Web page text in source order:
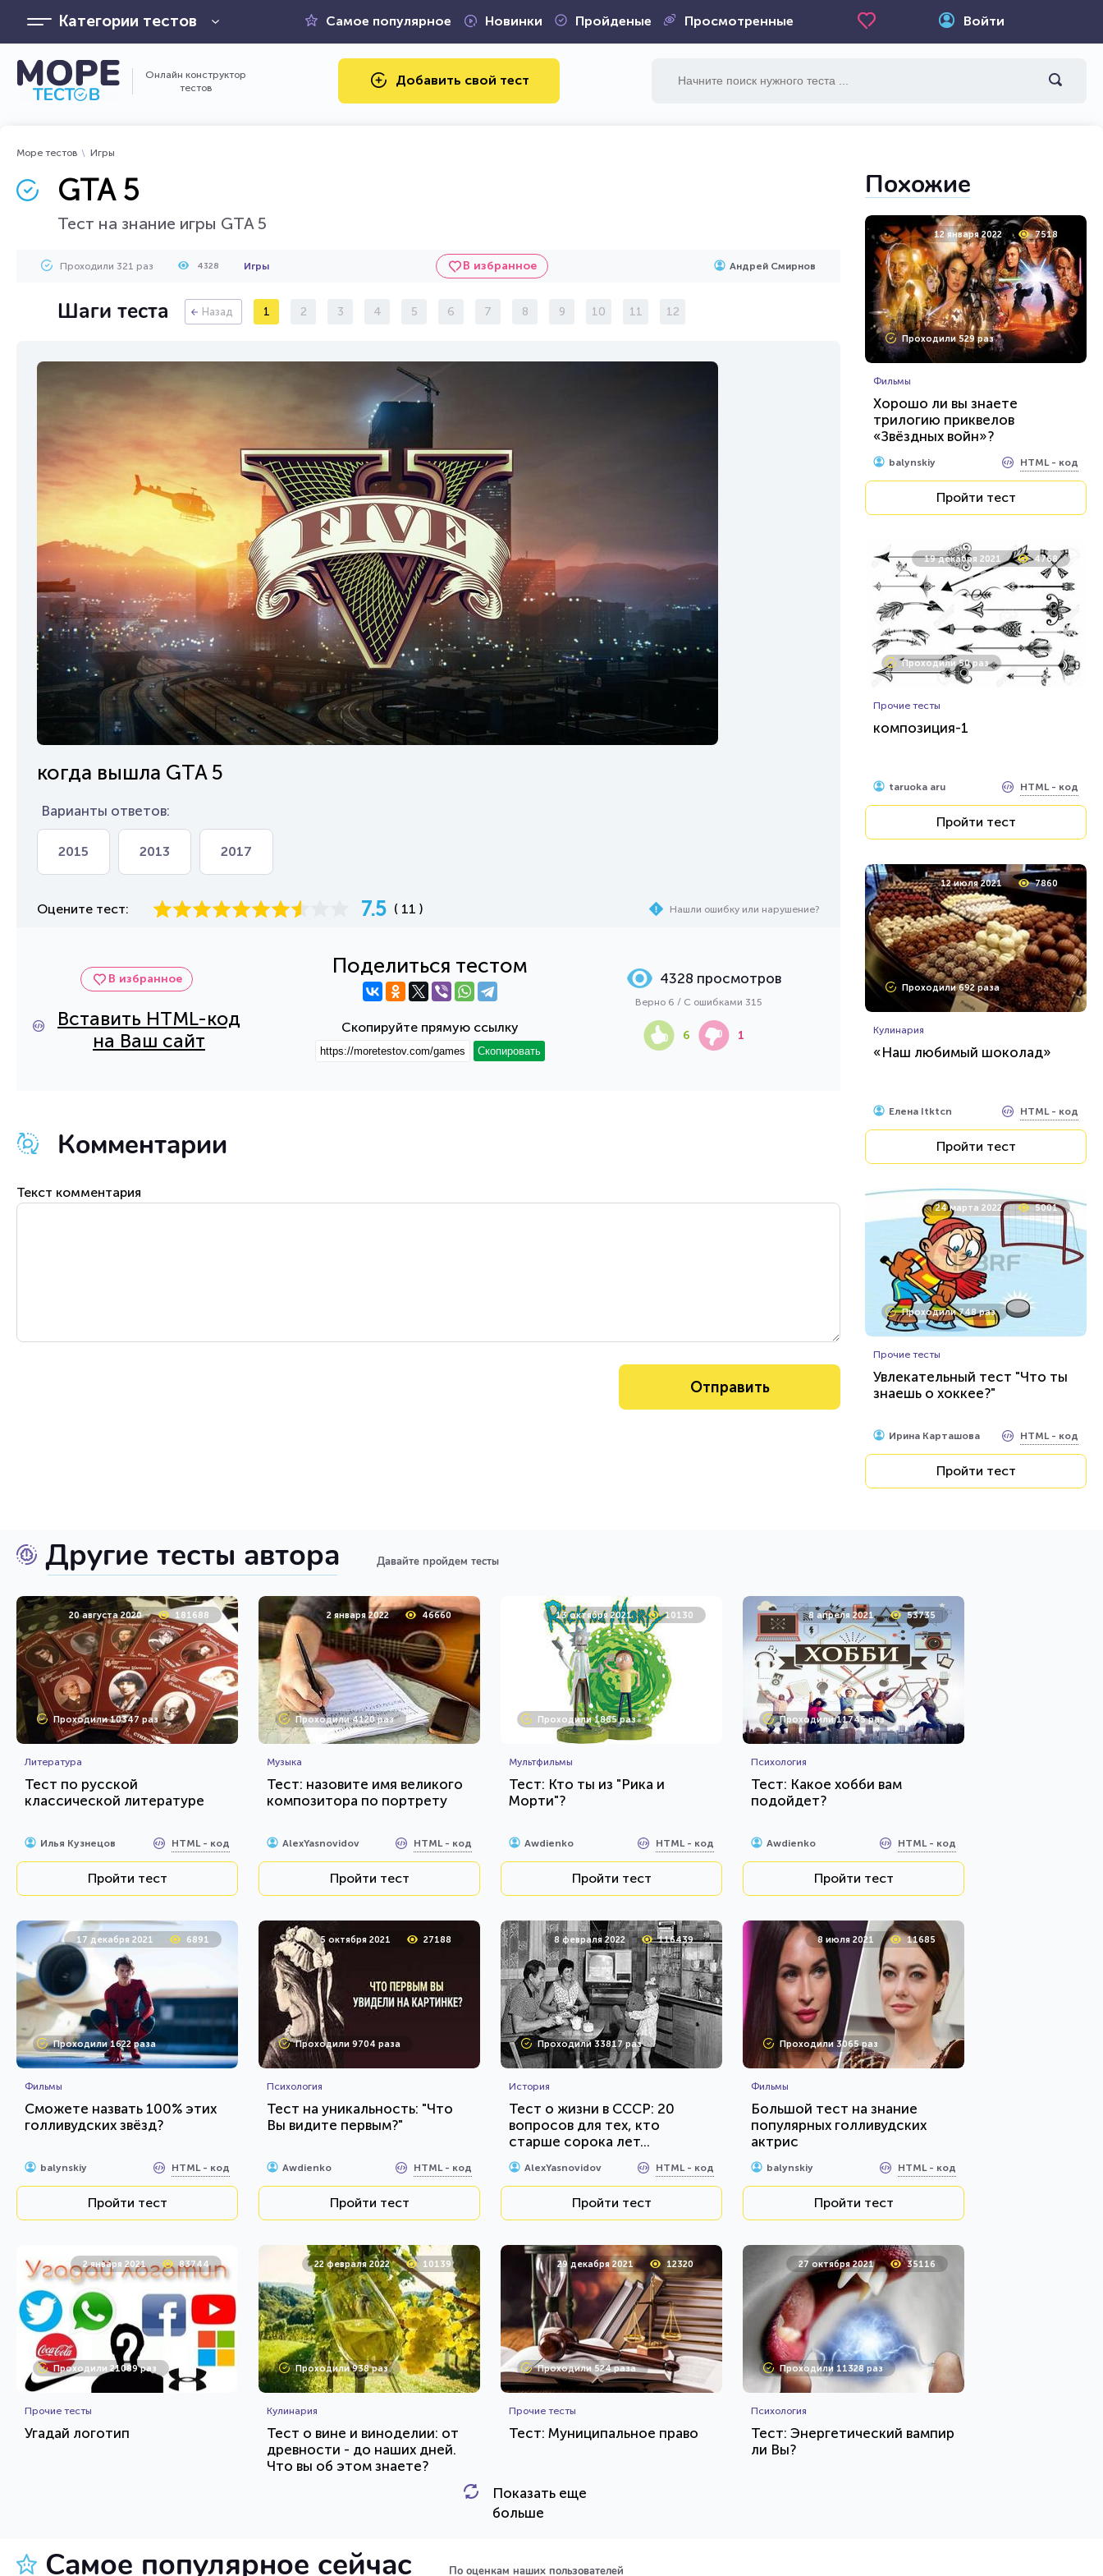
Категории тестов Самое популярное Новинки Пройденые Просмотренные Войти
Онлайн конструктор
тестов
Добавить свой тест
Море тестов Игры
GTA 5
Тест на знание игры GTA 5
Проходили 321 раз 4328 Игры В избранное Андрей Смирнов
Шаги теста Назад 1 2 3 4 5 6 7 8 9 10 11 12
когда вышла GTA 5
Варианты ответов:
2015 2013 2017
Оцените тест: 7.5 ( 11 ) Нашли ошибку или нарушение?
В избранное
Вставить HTML-код
на Ваш сайт
Поделиться тестом
Скопируйте прямую ссылку
Скопировать
4328 просмотров
Верно 6 / С ошибками 315
6 1
Комментарии
Текст комментария
Похожие
12 января 2022 7518
Проходили 529 раз
Фильмы
Хорошо ли вы знаете
трилогию приквелов
«Звёздных войн»?
balynskiy HTML - код
Пройти тест
19 декабря 2021 4768
Проходили 50 раз
Прочие тесты
композиция-1
taruoka aru HTML - код
Пройти тест
12 июля 2021 7860
Проходили 692 раза
Кулинария
«Наш любимый шоколад»
Елена Itktcn HTML - код
Пройти тест
24 марта 2022 5001
Проходили 748 раз
Прочие тесты
Увлекательный тест "Что ты
знаешь о хоккее?"
Ирина Карташова HTML - код
Пройти тест
Другие тесты автора Давайте пройдем тесты
20 августа 2020 181688
Проходили 10347 раз
Литература
Тест по русской
классической литературе
Илья Кузнецов HTML - код
Пройти тест
2 января 2022 46660
Проходили 4120 раз
Музыка
Тест: назовите имя великого
композитора по портрету
AlexYasnovidov HTML - код
Пройти тест
13 октября 2021 10130
Проходили 1865 раз
Мультфильмы
Тест: Кто ты из "Рика и
Морти"?
Awdienko HTML - код
Пройти тест
8 апреля 2021 53735
Проходили 11745 раз
Психология
Тест: Какое хобби вам
подойдет?
Awdienko HTML - код
Пройти тест
17 декабря 2021 6891
Проходили 1622 раза
Фильмы
Сможете назвать 100% этих
голливудских звёзд?
balynskiy HTML - код
Пройти тест
5 октября 2021 27188
Проходили 9704 раза
Психология
Тест на уникальность: "Что
Вы видите первым?"
Awdienko HTML - код
Пройти тест
8 февраля 2022 116439
Проходили 33817 раз
История
Тест о жизни в СССР: 20
вопросов для тех, кто
старше сорока лет...
AlexYasnovidov HTML - код
Пройти тест
8 июля 2021 11685
Проходили 3065 раз
Фильмы
Большой тест на знание
популярных голливудских
актрис
balynskiy HTML - код
Пройти тест
2 января 2021 83744
Проходили 21089 раз
Прочие тесты
Угадай логотип
22 февраля 2022 10139
Проходили 938 раз
Кулинария
Тест о вине и виноделии: от
древности - до наших дней.
Что вы об этом знаете?
HTML - код
29 декабря 2021 12320
Проходили 524 раза
Прочие тесты
Тест: Муниципальное право
Awdienko
27 октября 2021 35116
Проходили 11328 раз
Психология
Тест: Энергетический вампир
ли Вы?
Показать еще
больше
Самое популярное сейчас По оценкам наших пользователей